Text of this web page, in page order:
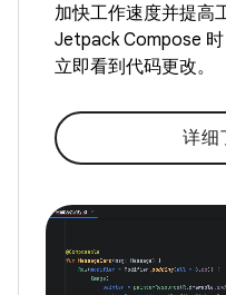
加快工作速度并提高
Jetpack Compose
立即看到代码更改。
详细